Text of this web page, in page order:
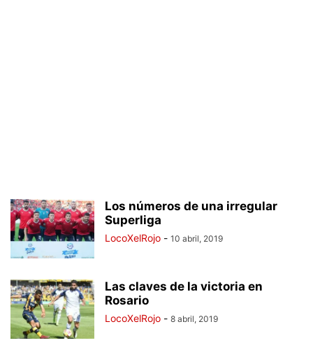
Los números de una irregular
Superliga
LocoXelRojo - 10 abril, 2019
Las claves de la victoria en
Rosario
LocoXelRojo - 8 abril, 2019